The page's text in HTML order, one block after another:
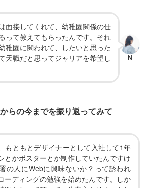
面接してくれて、幼稚園関係の仕
って教えてもらったんです。それ
稚園に関われて、したいと思った
天職だと思ってジャリアを希望し
N
らの今までを振り返ってみて
もともとデザイナーとして入社して1年
とかポスターとか制作していたんですけ
の人にWebに興味ないか？って誘われ
ーディングの勉強を始めたんです。しか